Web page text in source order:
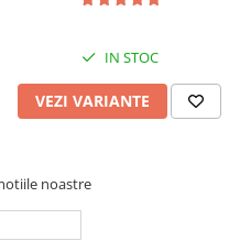
IN STOC
VEZI VARIANTE
noastre